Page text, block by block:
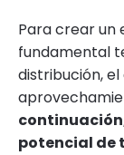
Para crear un
fundamental
distribución,
potencial de